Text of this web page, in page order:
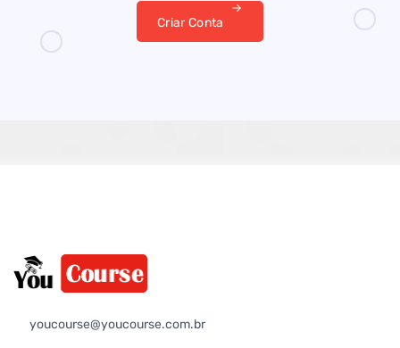
Criar Conta
youcourse@youcourse.com.br